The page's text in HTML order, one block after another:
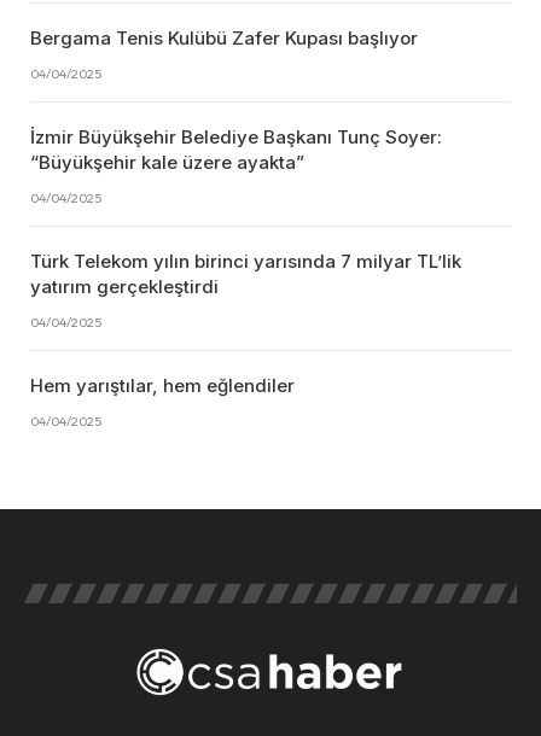
Bergama Tenis Kulübü Zafer Kupası başlıyor
04/04/2025
İzmir Büyükşehir Belediye Başkanı Tunç Soyer:
“Büyükşehir kale üzere ayakta”
04/04/2025
Türk Telekom yılın birinci yarısında 7 milyar TL’lik
yatırım gerçekleştirdi
04/04/2025
Hem yarıştılar, hem eğlendiler
04/04/2025